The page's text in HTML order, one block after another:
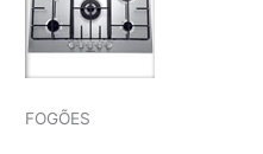
FOGÕES